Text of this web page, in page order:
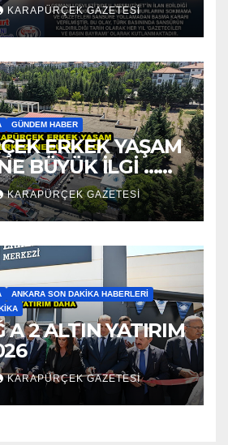
KARAPÜRÇEK GAZETESİ
GÜNDEM HABER
ERKEK YAŞAM
BÜYÜK İLGİ …
KARAPÜRÇEK GAZETESİ
ANKARA SON DAKIKA HABERLERI
A 2 ALTIN YATIRIM
KARAPÜRÇEK GAZETESİ